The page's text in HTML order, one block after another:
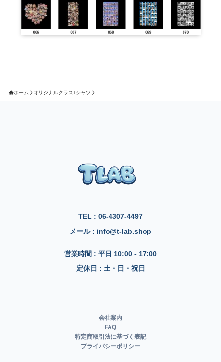
ホーム オリジナルクラスTシャツ
TEL : 06-4307-4497
メール : info@t-lab.shop
営業時間 : 平日 10:00 - 17:00
定休日 : 土・日・祝日
会社案内
FAQ
特定商取引法に基づく表記
プライバシーポリシー